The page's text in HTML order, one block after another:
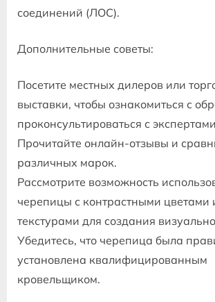
соединений (ЛОС).
Дополнительные советы:
Посетите местных дилеров или
выставки, чтобы ознакомиться с
проконсультироваться с
Прочитайте онлайн-отзывы и
различных марок.
Рассмотрите возможность
черепицы с контрастными цветами
текстурами для создания
Убедитесь, что черепица была
установлена квалифицированным
кровельщиком.